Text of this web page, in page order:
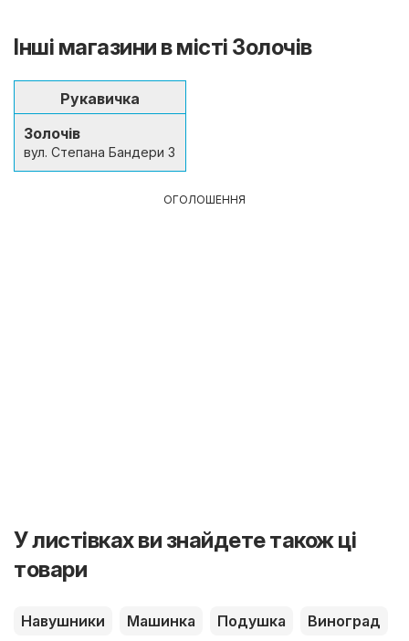
Інші магазини в місті Золочів
Рукавичка
Золочів
вул. Степана Бандери 3
ОГОЛОШЕННЯ
У листівках ви знайдете також ці
товари
Навушники Машинка Подушка
Виноград